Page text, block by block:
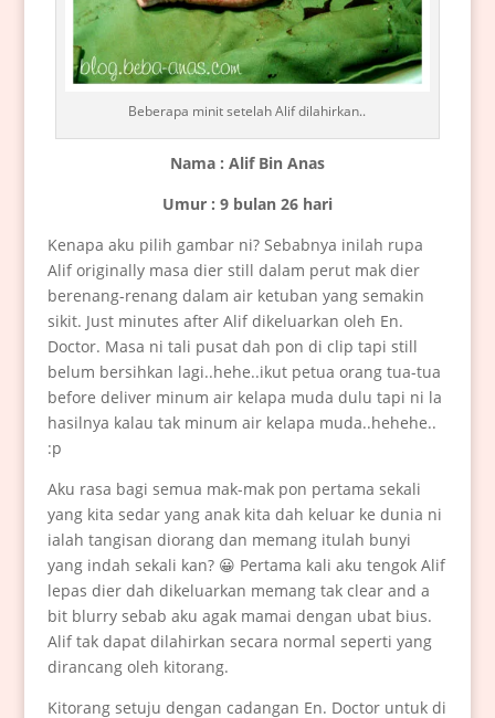
Beberapa minit setelah Alif dilahirkan..
Nama : Alif Bin Anas
Umur : 9 bulan 26 hari
Kenapa aku pilih gambar ni? Sebabnya inilah rupa
Alif originally masa dier still dalam perut mak dier
berenang-renang dalam air ketuban yang semakin
sikit. Just minutes after Alif dikeluarkan oleh En.
Doctor. Masa ni tali pusat dah pon di clip tapi still
belum bersihkan lagi..hehe..ikut petua orang tua-tua
before deliver minum air kelapa muda dulu tapi ni la
hasilnya kalau tak minum air kelapa muda..hehehe..
:p
Aku rasa bagi semua mak-mak pon pertama sekali
yang kita sedar yang anak kita dah keluar ke dunia ni
ialah tangisan diorang dan memang itulah bunyi
yang indah sekali kan? 😀 Pertama kali aku tengok Alif
lepas dier dah dikeluarkan memang tak clear and a
bit blurry sebab aku agak mamai dengan ubat bius.
Alif tak dapat dilahirkan secara normal seperti yang
dirancang oleh kitorang.
Kitorang setuju dengan cadangan En. Doctor untuk di